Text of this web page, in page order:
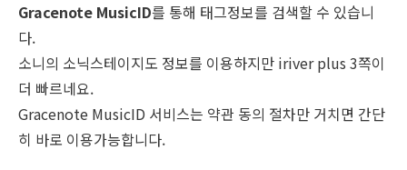
Gracenote MusicID를 통해 태그정보를 검색할 수 있습니
다.
소니의 소닉스테이지도 정보를 이용하지만 iriver plus 3쪽이
더 빠르네요.
Gracenote MusicID 서비스는 약관 동의 절차만 거치면 간단
히 바로 이용가능합니다.